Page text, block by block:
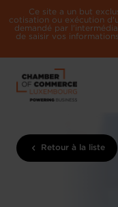
Ce site a un but
cotisation ou exécution
demandé par
de saisir vos
Retour à la liste